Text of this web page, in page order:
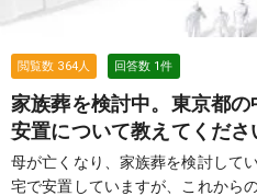
閲覧数 364人 回答数 1件
家族葬を検討中。東京都
安置について教えてくださ
母が亡くなり、家族葬を検討して
宅で安置していますが、これから